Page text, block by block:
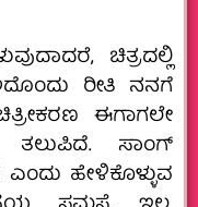
ಚಿತ್ರದಲ್ಲಿ
ರೀತಿ ನನಗೆ
ಈಗಾಗಲೇ
ಸಾಂಗ್‌
ಹೇಳಿಕೊಳ್ಳುವ